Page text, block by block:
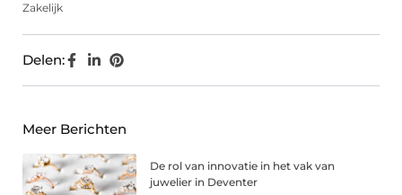
Zakelijk
Delen:
Meer Berichten
De rol van innovatie in het vak van
juwelier in Deventer